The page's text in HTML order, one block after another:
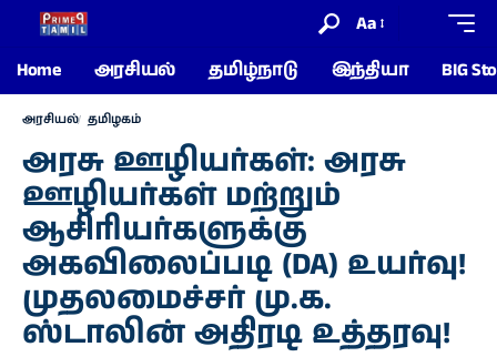
Aa
Home
அரசியல் தமிழ்நாடு இந்தியா BIG
அரசியல் தமிழகம்
அரசு ஊழியர்கள்: அரசு
ஊழியர்கள் மற்றும்
ஆசிரியர்களுக்கு
அகவிலைப்படி (DA) உயர்வு!
முதலமைச்சர் மு.க.
ஸ்டாலின் அதிரடி உத்தரவு!